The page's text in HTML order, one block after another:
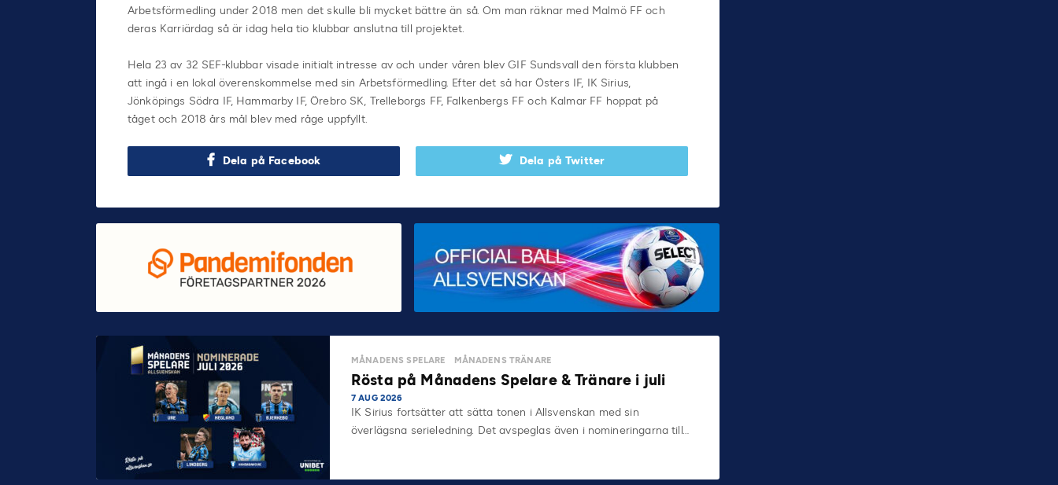
Arbetsförmedling under 2018 men det skulle bli mycket bättre än så. Om man räknar med Malmö FF och
deras Karriärdag så är idag hela tio klubbar anslutna till projektet.
Hela 23 av 32 SEF-klubbar visade initialt intresse av och under våren blev GIF Sundsvall den första klubben
att ingå i en lokal överenskommelse med sin Arbetsförmedling. Efter det så har Östers IF, IK Sirius,
Jönköpings Södra IF, Hammarby IF, Örebro SK, Trelleborgs FF, Falkenbergs FF och Kalmar FF hoppat på
tåget och 2018 års mål blev med råge uppfyllt.
Dela på Facebook Dela på Twitter
MÅNADENS SPELARE MÅNADENS TRÄNARE
Rösta på Månadens Spelare & Tränare i juli
7 AUG 2026
IK Sirius fortsätter att sätta tonen i Allsvenskan med sin
överlägsna serieledning. Det avspeglas även i nomineringarna till…